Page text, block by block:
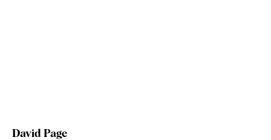
David Page